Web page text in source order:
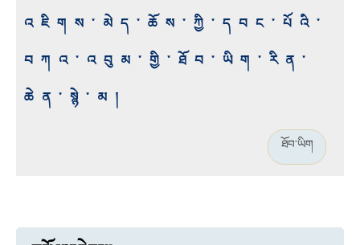
འཇིགས་མེད་ཆོས་ཀྱི་དབང་པོའི་
བཀའ་འབུམ་གྱི་ཐོབ་ཡིག་རིན་
ཆེན་སྙེ་མ།
ཐོབ་ཡིག